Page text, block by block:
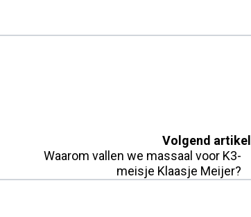
Volgend artikel
Waarom vallen we massaal voor K3-
meisje Klaasje Meijer?